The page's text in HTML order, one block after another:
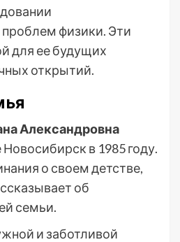
физики. Эти
для ее будущих
открытий.
Александровна
в 1985 году.
о своем детстве,
об
семьи.
и заботливой